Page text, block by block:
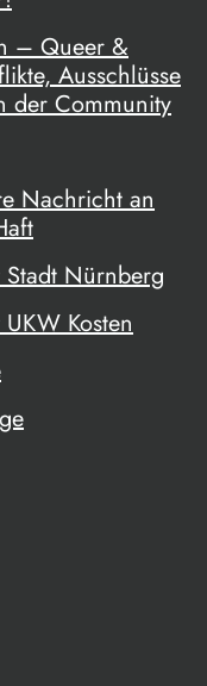
– Queer &
Ausschlüsse
der Community
Nachricht an
Nürnberg
Kosten